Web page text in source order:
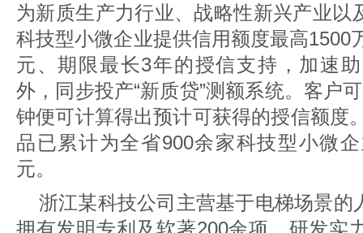
为新质生产力行业、战略性新兴产业以
科技型小微企业提供信用额度最高1500
元、期限最长3年的授信支持，加速
外，同步投产“新质贷”测额系统。客户
钟便可计算得出预计可获得的授信额度
品已累计为全省900余家科技型小微
元。
浙江某科技公司主营基于电梯场景的
拥有发明专利及软著200余项，研发实